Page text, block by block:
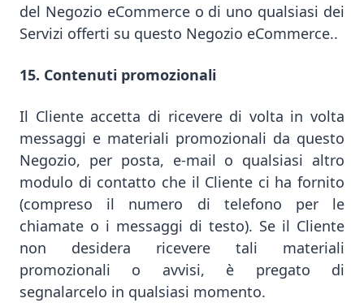
del Negozio eCommerce o di uno qualsiasi dei
Servizi offerti su questo Negozio eCommerce..
15. Contenuti promozionali
Il Cliente accetta di ricevere di volta in volta
messaggi e materiali promozionali da questo
Negozio, per posta, e-mail o qualsiasi altro
modulo di contatto che il Cliente ci ha fornito
(compreso il numero di telefono per le
chiamate o i messaggi di testo). Se il Cliente
non desidera ricevere tali materiali
promozionali o avvisi, è pregato di
segnalarcelo in qualsiasi momento.